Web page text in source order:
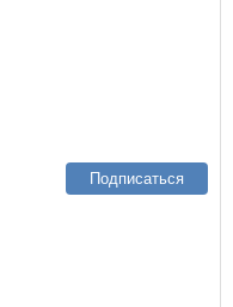
Подписаться